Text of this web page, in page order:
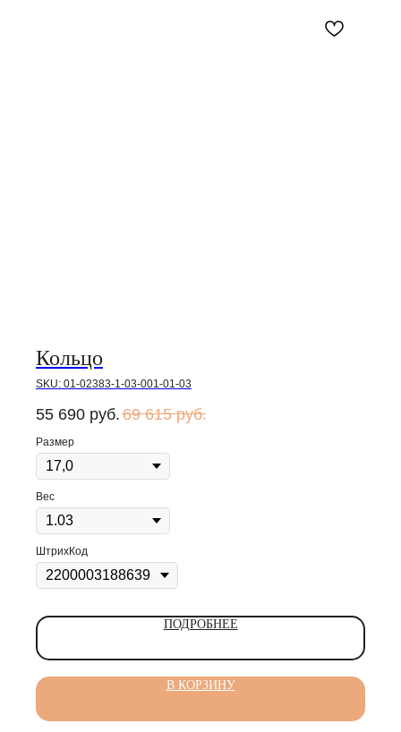
Кольцо
SKU: 01-02383-1-03-001-01-03
55 690 руб. 69 615 руб.
Размер
Вес
ШтрихКод
ПОДРОБНЕЕ
В КОРЗИНУ